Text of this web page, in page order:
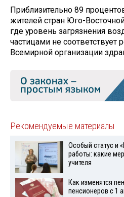
Приблизительно 89
жителей стран Юго-
где уровень загрязнения
частицами не
Всемирной организации
Рекомендуемые материалы
Особый статус и
работы: какие
учителя
Как изменятся
пенсионеров с 1